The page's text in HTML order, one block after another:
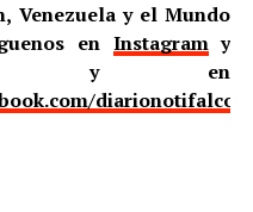
Venezuela y el Mundo
en Instagramy
en